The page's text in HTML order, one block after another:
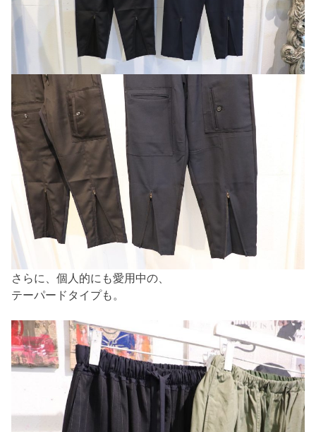
さらに、個人的にも愛用中の、
テーパードタイプも。